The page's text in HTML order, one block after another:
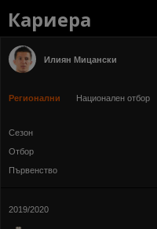
Кариера
Илиян Мицански
Регионални Национален отбор
Сезон
Отбор
Първенство
2019/2020